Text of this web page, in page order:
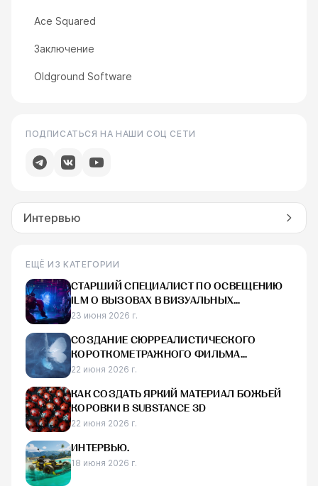
Ace Squared
Заключение
Oldground Software
ПОДПИСАТЬСЯ НА НАШИ СОЦ СЕТИ
Интервью
ЕЩЁ ИЗ КАТЕГОРИИ
СТАРШИЙ СПЕЦИАЛИСТ ПО ОСВЕЩЕНИЮ
ILM О ВЫЗОВАХ В ВИЗУАЛЬНЫХ
ЭФФЕКТАХ, СОЗДАНИИ ОСВЕЩЕНИЯ ДЛЯ
ОДИН» И НАЧАЛЕ КАРЬЕРЫ В ИНДУСТРИИ
23 июня 2026 г.
СОЗДАНИЕ СЮРРЕАЛИСТИЧЕСКОГО
КОРОТКОМЕТРАЖНОГО ФИЛЬМА
«КОЛЫБЕЛЬ» С ИСПОЛЬЗОВАНИЕМ UE5,
22 июня 2026 г.
КАК СОЗДАТЬ ЯРКИЙ МАТЕРИАЛ БОЖЬЕЙ
КОРОВКИ В SUBSTANCE 3D
22 июня 2026 г.
ИНТЕРВЬЮ.
18 июня 2026 г.